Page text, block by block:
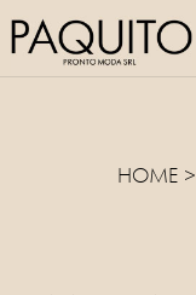
HOME >